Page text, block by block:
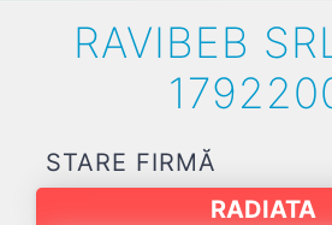
RAVIBEB
STARE FIRMĂ
RADIATA